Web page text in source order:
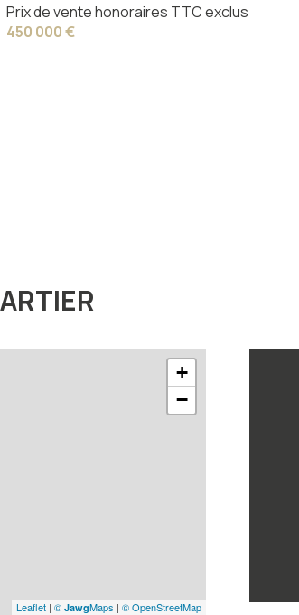
Prix de vente honoraires TTC exclus
450 000 €
+
−
Leaflet | © JawgMaps | © OpenStreetMap